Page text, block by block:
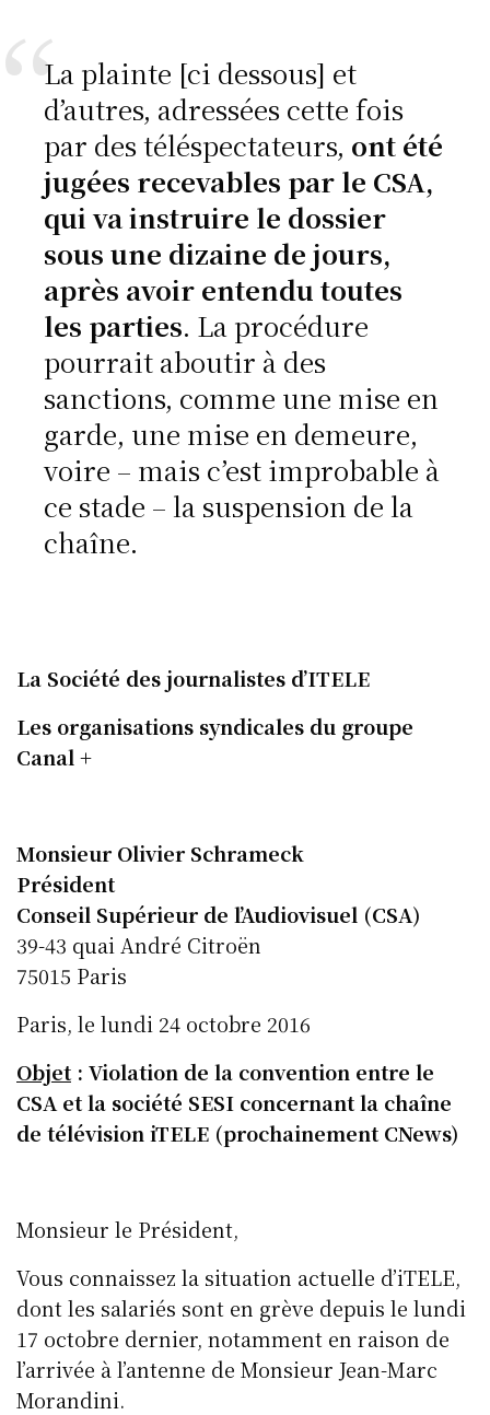
La plainte [ci dessous] et
d’autres, adressées cette fois
par des téléspectateurs, ont été
jugées recevables par le CSA,
qui va instruire le dossier
sous une dizaine de jours,
après avoir entendu toutes
les parties. La procédure
pourrait aboutir à des
sanctions, comme une mise en
garde, une mise en demeure,
voire – mais c’est improbable à
ce stade – la suspension de la
chaîne.
La Société des journalistes d’ITELE
Les organisations syndicales du groupe
Canal +
Monsieur Olivier Schrameck
Président
Conseil Supérieur de l’Audiovisuel (CSA)
39-43 quai André Citroën
75015 Paris
Paris, le lundi 24 octobre 2016
Objet: Violation de la convention entre le
CSA et la société SESI concernant la chaîne
de télévision iTELE (prochainement CNews)
Monsieur le Président,
Vous connaissez la situation actuelle d’iTELE,
dont les salariés sont en grève depuis le lundi
17 octobre dernier, notamment en raison de
l’arrivée à l’antenne de Monsieur Jean-Marc
Morandini.